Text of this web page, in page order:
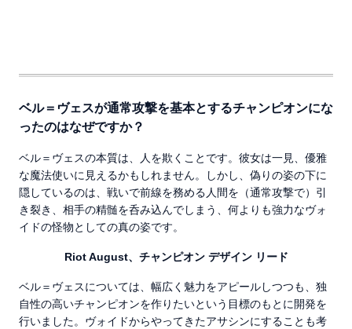
ベル＝ヴェスが通常攻撃を基本とするチャンピオンにな
ったのはなぜですか？
ベル＝ヴェスの本質は、人を欺くことです。彼女は一見、優雅
な魔法使いに見えるかもしれません。しかし、偽りの姿の下に
隠しているのは、戦いで前線を務める人間を（通常攻撃で）引
き裂き、相手の精髄を呑み込んでしまう、何よりも強力なヴォ
イドの怪物としての真の姿です。
Riot August、チャンピオン デザイン リード
ベル＝ヴェスについては、幅広く魅力をアピールしつつも、独
自性の高いチャンピオンを作りたいという目標のもとに開発を
行いました。ヴォイドからやってきたアサシンにすることも考